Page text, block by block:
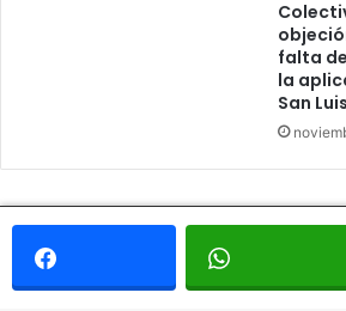
falta
la
San
© Copyright 2026, Todos los derechos
San Luis 2013 |